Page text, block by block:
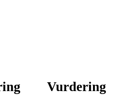
Vurdering